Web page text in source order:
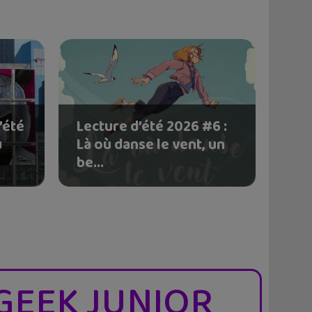
Lecture d’été 2026 #6 :
Là où danse le vent, un
be...